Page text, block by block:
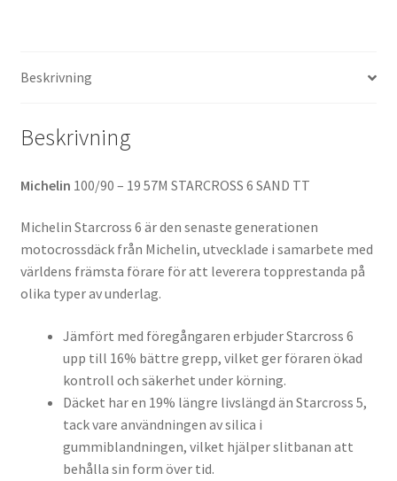
Beskrivning
Beskrivning
Michelin 100/90 – 19 57M STARCROSS 6 SAND TT
Michelin Starcross 6 är den senaste generationen
motocrossdäck från Michelin, utvecklade i samarbete med
världens främsta förare för att leverera topprestanda på
olika typer av underlag.
Jämfört med föregångaren erbjuder Starcross 6
upp till 16% bättre grepp, vilket ger föraren ökad
kontroll och säkerhet under körning.
Däcket har en 19% längre livslängd än Starcross 5,
tack vare användningen av silica i
gummiblandningen, vilket hjälper slitbanan att
behålla sin form över tid.